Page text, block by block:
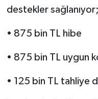
destekler sağlanıyor;
• 875 bin TL hibe
• 875 bin TL uygun
• 125 bin TL tahliye